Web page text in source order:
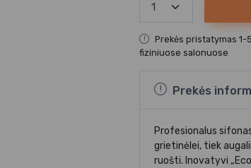
Prekės pristatymas 1-
fiziniuose salonuose
Prekės
Profesionalus
grietinėlei, tiek
ruošti. Inovatyvi